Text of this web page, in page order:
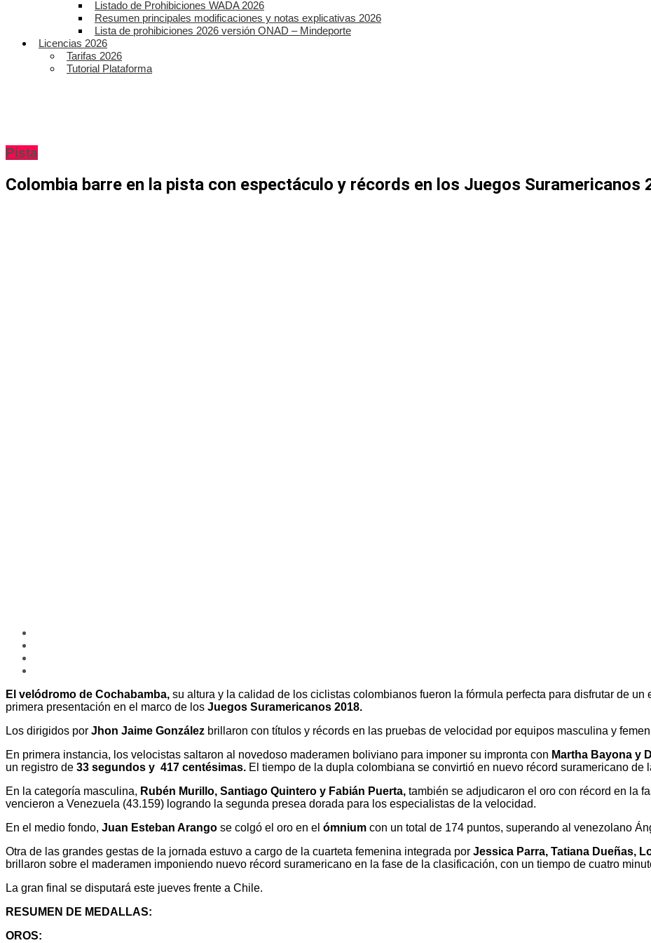
Listado de Prohibiciones WADA 2026
Resumen principales modificaciones y notas explicativas 2026
Lista de prohibiciones 2026 versión ONAD – Mindeporte
Licencias 2026
Tarifas 2026
Tutorial Plataforma
Pista
Colombia barre en la pista con espectáculo y récords en los Juegos Suramericanos
El velódromo de Cochabamba, su altura y la calidad de los ciclistas colombianos fueron la fórmula perfecta para disfrutar de
primera presentación en el marco de los Juegos Suramericanos 2018.
Los dirigidos por Jhon Jaime González brillaron con títulos y récords en las pruebas de velocidad por equipos masculina y
En primera instancia, los velocistas saltaron al novedoso maderamen boliviano para imponer su impronta con Martha Bayona y
un registro de 33 segundos y 417 centésimas. El tiempo de la dupla colombiana se convirtió en nuevo récord suramericano de
En la categoría masculina, Rubén Murillo, Santiago Quintero y Fabián Puerta, también se adjudicaron el oro con récord en la
vencieron a Venezuela (43.159) logrando la segunda presea dorada para los especialistas de la velocidad.
En el medio fondo, Juan Esteban Arango se colgó el oro en el ómnium con un total de 174 puntos, superando al venezolano
Otra de las grandes gestas de la jornada estuvo a cargo de la cuarteta femenina integrada por Jessica Parra, Tatiana Dueñas,
brillaron sobre el maderamen imponiendo nuevo récord suramericano en la fase de la clasificación, con un tiempo de cuatro
La gran final se disputará este jueves frente a Chile.
RESUMEN DE MEDALLAS:
OROS: